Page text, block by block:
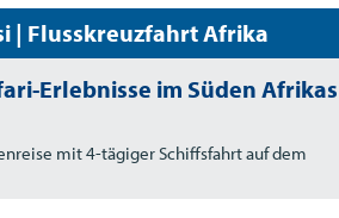
| Flusskreuzfahrt Afrika
Erlebnisse im Süden Afrikas
mit 4-tägiger Schiffsfahrt auf dem